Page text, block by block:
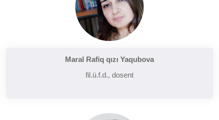
Maral Rafiq qızı Yaqubova
fil.ü.f.d., dosent